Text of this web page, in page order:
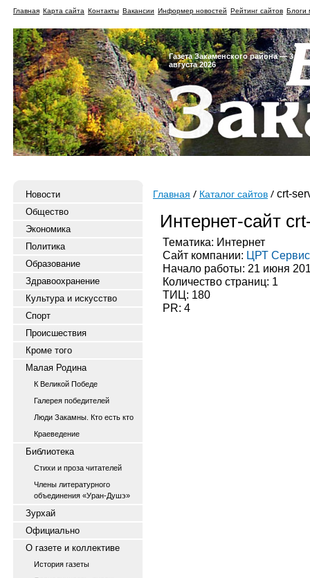
Главная Карта сайта Контакты Вакансии Информер новостей Рейтинг сайтов Блоги
Газета Закаменского района — 3
августа 2026
Новости
Общество
Экономика
Политика
Образование
Здравоохранение
Культура и искусство
Спорт
Происшествия
Кроме того
Малая Родина
К Великой Победе
Галерея победителей
Люди Закамны. Кто есть кто
Краеведение
Библиотека
Стихи и проза читателей
Члены литературного
объединения «Уран-Душэ»
Зурхай
Официально
О газете и коллективе
История газеты
Главная Каталог сайтов crt-
Интернет-сайт
Тематика: Интернет
Сайт компании: ЦРТ Сервис
Начало работы: 21 июня
Количество страниц: 1
ТИЦ: 180
PR: 4